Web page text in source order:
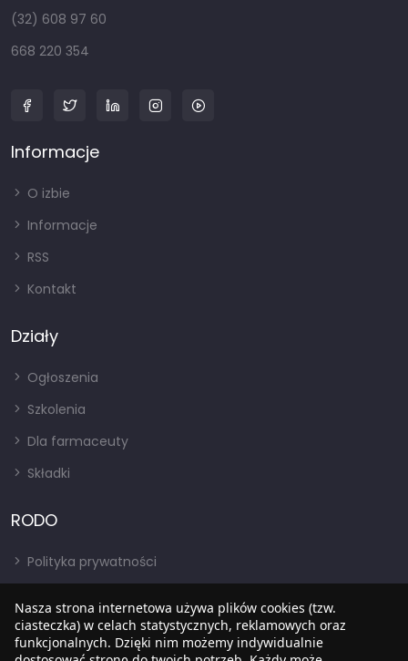
(32) 608 97 60
668 220 354
Informacje
O izbie
Informacje
RSS
Kontakt
Działy
Ogłoszenia
Szkolenia
Dla farmaceuty
Składki
RODO
Polityka prywatności
RODO
Nasza strona internetowa używa plików cookies (tzw.
ciasteczka) w celach statystycznych, reklamowych oraz
funkcjonalnych. Dzięki nim możemy indywidualnie